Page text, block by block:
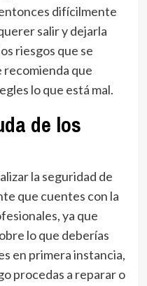
difícilmente
salir y dejarla
riesgos que se
recomienda que
lo que está mal.
de los
la seguridad de
que cuentes con la
ya que
lo que deberías
en primera instancia,
procedas a reparar o